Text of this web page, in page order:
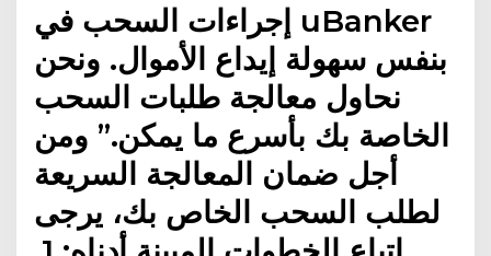
إجراءات السحب في uBanker
بنفس سهولة إيداع الأموال. ونحن
نحاول معالجة طلبات السحب
الخاصة بك بأسرع ما يمكن.” ومن
أجل ضمان المعالجة السريعة
لطلب السحب الخاص بك، يرجى